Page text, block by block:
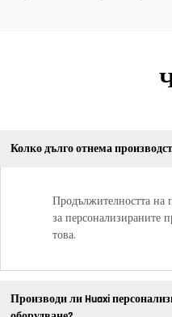
Колко дълго отнема
Продължителността на
за персонализираните
това.
Производи ли Huaxi